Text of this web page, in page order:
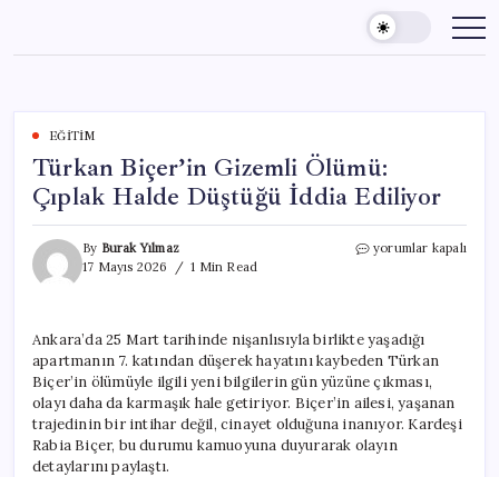
content
EĞITIM
Türkan Biçer’in Gizemli Ölümü:
Çıplak Halde Düştüğü İddia Ediliyor
By Burak Yılmaz
17 Mayıs 2026
1 Min Read
Türkan
Halde
Düştüğü
İddia
Ediliyor
yorumlar kapalı
Ankara’da 25 Mart tarihinde nişanlısıyla birlikte yaşadığı
apartmanın 7. katından düşerek hayatını kaybeden Türkan
Biçer’in ölümüyle ilgili yeni bilgilerin gün yüzüne çıkması,
olayı daha da karmaşık hale getiriyor. Biçer’in ailesi, yaşanan
trajedinin bir intihar değil, cinayet olduğuna inanıyor. Kardeşi
Rabia Biçer, bu durumu kamuoyuna duyurarak olayın
detaylarını paylaştı.